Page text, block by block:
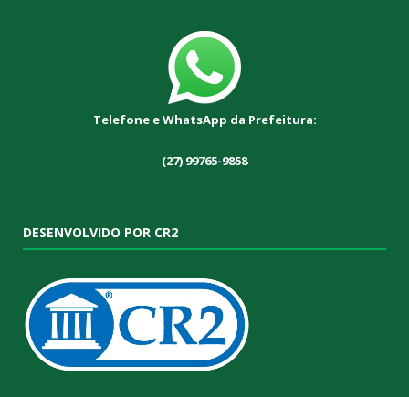
Telefone e WhatsApp da Prefeitura:
(27) 99765-9858
DESENVOLVIDO POR CR2